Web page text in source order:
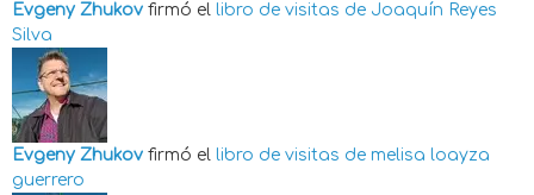
Evgeny Zhukov firmó el libro de visitas de Joaquín Reyes
Silva
Evgeny Zhukov firmó el libro de visitas de melisa loayza
guerrero